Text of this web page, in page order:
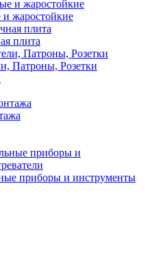
жаростойкие
плита
Патроны, Розетки
приборы и инструменты